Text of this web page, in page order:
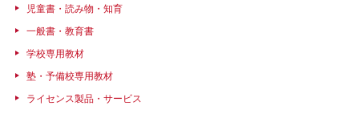
児童書・読み物・知育
一般書・教育書
学校専用教材
塾・予備校専用教材
ライセンス製品・サービス